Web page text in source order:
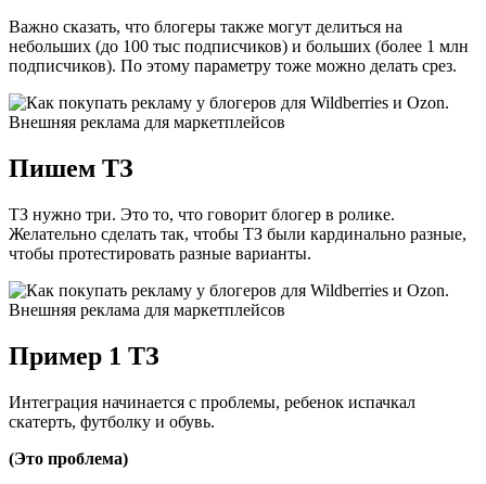
Важно сказать, что блогеры также могут делиться на
небольших (до 100 тыс подписчиков) и больших (более 1 млн
подписчиков). По этому параметру тоже можно делать срез.
Пишем ТЗ
ТЗ нужно три. Это то, что говорит блогер в ролике.
Желательно сделать так, чтобы ТЗ были кардинально разные,
чтобы протестировать разные варианты.
Пример 1 ТЗ
Интеграция начинается с проблемы, ребенок испачкал
скатерть, футболку и обувь.
(Это проблема)